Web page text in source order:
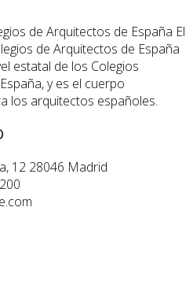
El
de Arquitectos de España
estatal de los Colegios
y es el cuerpo
los arquitectos españoles.
12 28046 Madrid